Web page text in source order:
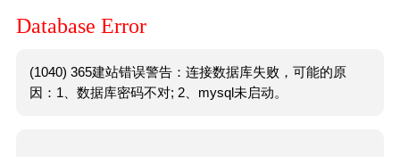
Database Error
(1040) 365建站错误警告：连接数据库失败，可能的原
因：1、数据库密码不对; 2、mysql未启动。